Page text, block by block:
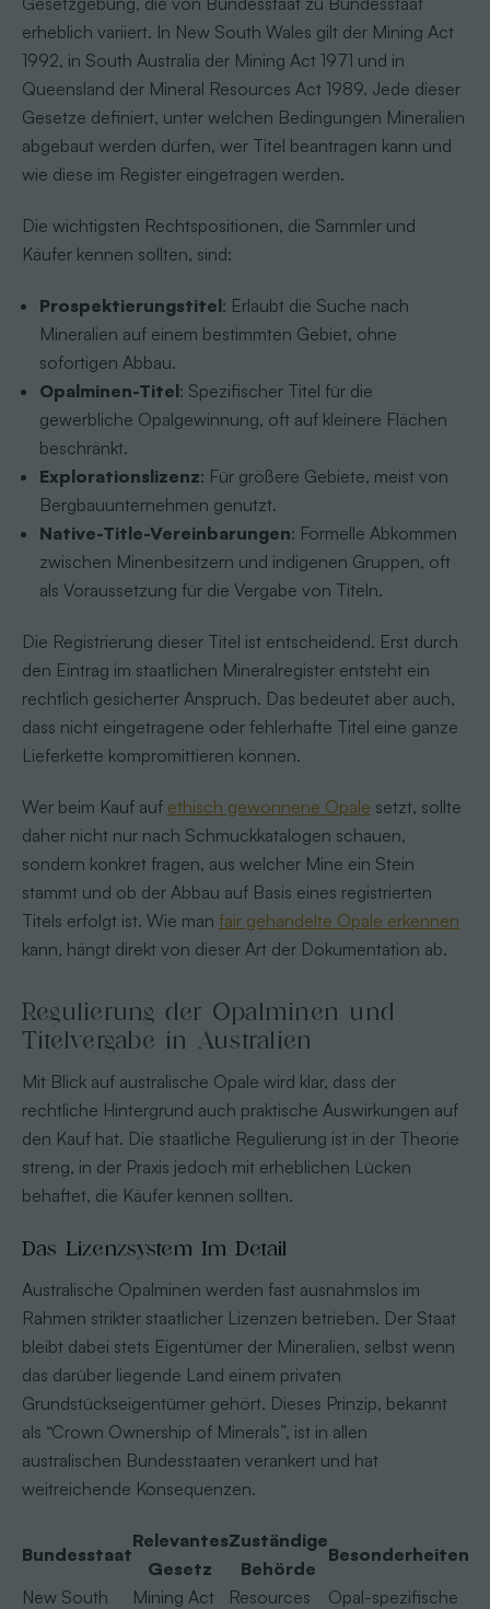
erheblich variiert. In New South Wales gilt der Mining Act
1992, in South Australia der Mining Act 1971 und in
Queensland der Mineral Resources Act 1989. Jede dieser
Gesetze definiert, unter welchen Bedingungen Mineralien
abgebaut werden dürfen, wer Titel beantragen kann und
wie diese im Register eingetragen werden.
Die wichtigsten Rechtspositionen, die Sammler und
Käufer kennen sollten, sind:
Prospektierungstitel: Erlaubt die Suche nach
Mineralien auf einem bestimmten Gebiet, ohne
sofortigen Abbau.
Opalminen-Titel: Spezifischer Titel für die
gewerbliche Opalgewinnung, oft auf kleinere Flächen
beschränkt.
Explorationslizenz: Für größere Gebiete, meist von
Bergbauunternehmen genutzt.
Native-Title-Vereinbarungen: Formelle Abkommen
zwischen Minenbesitzern und indigenen Gruppen, oft
als Voraussetzung für die Vergabe von Titeln.
Die Registrierung dieser Titel ist entscheidend. Erst durch
den Eintrag im staatlichen Mineralregister entsteht ein
rechtlich gesicherter Anspruch. Das bedeutet aber auch,
dass nicht eingetragene oder fehlerhafte Titel eine ganze
Lieferkette kompromittieren können.
Wer beim Kauf auf ethisch gewonnene Opale setzt, sollte
daher nicht nur nach Schmuckkatalogen schauen,
sondern konkret fragen, aus welcher Mine ein Stein
stammt und ob der Abbau auf Basis eines registrierten
Titels erfolgt ist. Wie man fair gehandelte Opale erkennen
kann, hängt direkt von dieser Art der Dokumentation ab.
Regulierung der Opalminen und
Titelvergabe in Australien
Mit Blick auf australische Opale wird klar, dass der
rechtliche Hintergrund auch praktische Auswirkungen auf
den Kauf hat. Die staatliche Regulierung ist in der Theorie
streng, in der Praxis jedoch mit erheblichen Lücken
behaftet, die Käufer kennen sollten.
Das Lizenzsystem Im Detail
Australische Opalminen werden fast ausnahmslos im
Rahmen strikter staatlicher Lizenzen betrieben. Der Staat
bleibt dabei stets Eigentümer der Mineralien, selbst wenn
das darüber liegende Land einem privaten
Grundstückseigentümer gehört. Dieses Prinzip, bekannt
als “Crown Ownership of Minerals”, ist in allen
australischen Bundesstaaten verankert und hat
weitreichende Konsequenzen.
Bundesstaat
Relevantes
Gesetz
Zuständige
Behörde
Besonderheiten
New South
Mining Act
Resources
Opal-spezifische